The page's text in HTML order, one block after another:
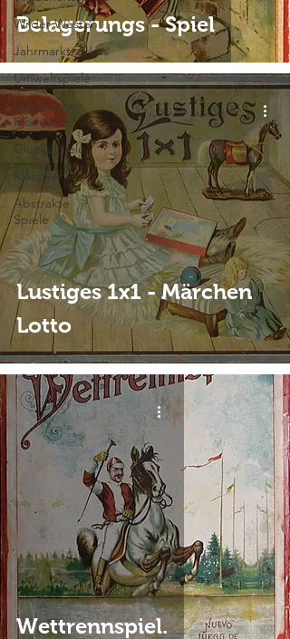
Wilder Westen
Jahrmarkt/Zirkus
Umweltspiele
Historische
Momente
Glücksspiele
Klassiker
Abstrakte
Spiele
Belagerungs - Spiel
Lustiges 1x1 - Märchen
Lotto
Wettrennspiel.